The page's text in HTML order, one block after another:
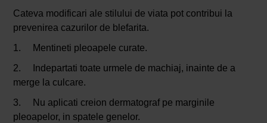
Cateva modificari ale stilului de viata pot contribui la
prevenirea cazurilor de blefarita.
1. Mentineti pleoapele curate.
2. Indepartati toate urmele de machiaj, inainte de a
merge la culcare.
3. Nu aplicati creion dermatograf pe marginile
pleoapelor, in spatele genelor.